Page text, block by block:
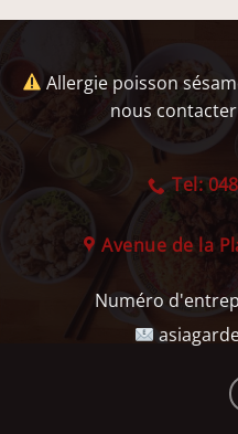
Allergie poisson
nous
Tel:
Avenue de la
Numéro